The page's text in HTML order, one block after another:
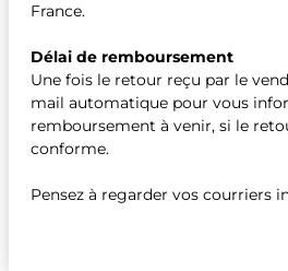
France.
Délai de remboursement
Une fois le retour reçu par le
mail automatique pour vous
remboursement à venir, si le
conforme.
Pensez à regarder vos courriers